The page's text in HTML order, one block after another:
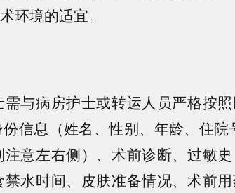
环境的适宜。
与病房护士或转运人员严格按
信息（姓名、性别、年龄、住院
意左右侧）、术前诊断、过敏
水时间、皮肤准备情况、术前